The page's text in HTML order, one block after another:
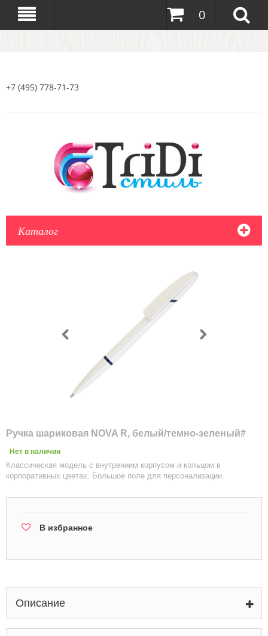
0
+7 (495) 778-71-73
Каталог
Ручка шариковая NOVA R, белый/темно-зеленый#
Нет в наличии
Классическая модель с внутрениим корпусом и кольцом в
корпоративных цветах. Большое поле для персонализации.
В избранное
Описание